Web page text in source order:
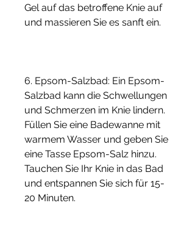
Gel auf das betroffene Knie auf
und massieren Sie es sanft ein.
6. Epsom-Salzbad: Ein Epsom-
Salzbad kann die Schwellungen
und Schmerzen im Knie lindern.
Füllen Sie eine Badewanne mit
warmem Wasser und geben Sie
eine Tasse Epsom-Salz hinzu.
Tauchen Sie Ihr Knie in das Bad
und entspannen Sie sich für 15-
20 Minuten.